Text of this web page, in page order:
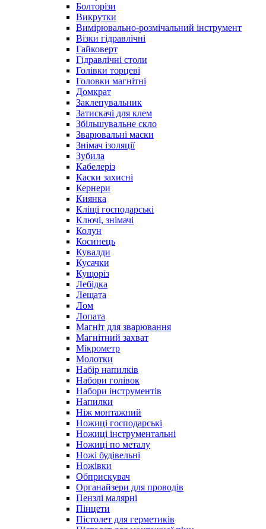
Болторізи
Викрутки
Вимірювально-розмічальний інструмент
Візки гідравлічні
Гайковерт
Гідравлічні столи
Голівки торцеві
Головки магнітні
Домкрат
Заклепувальник
Затискачі для клем
Збільшувальне скло
Зварювальні маски
Знімач ізоляції
Зубила
Кабелеріз
Каски захисні
Кернери
Киянка
Кліщі господарські
Ключі, знімачі
Колун
Косинець
Кувалди
Кусачки
Кущоріз
Лебідка
Лещата
Лом
Лопата
Магніт для зварювання
Магнітний захват
Мікрометр
Молотки
Набір напилків
Набори голівок
Набори інструментів
Напилки
Ніж монтажний
Ножиці господарські
Ножиці інструментальні
Ножиці по металу
Ножі будівельні
Ножівки
Обприскувач
Органайзери для проводів
Пензлі малярні
Пінцети
Пістолет для герметиків